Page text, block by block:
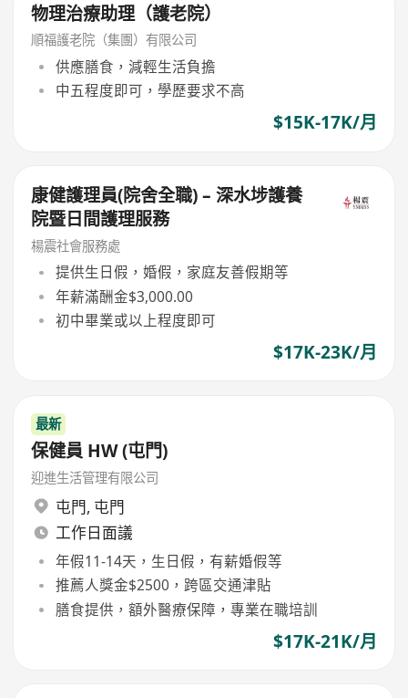
物理治療助理（護老院）
順福護老院（集團）有限公司
供應膳食，減輕生活負擔
中五程度即可，學歷要求不高
$15K-17K/月
康健護理員(院舍全職) – 深水埗護養
院暨日間護理服務
楊震社會服務處
提供生日假，婚假，家庭友善假期等
年薪滿酬金$3,000.00
初中畢業或以上程度即可
$17K-23K/月
最新
保健員 HW (屯門)
迎進生活管理有限公司
屯門, 屯門
工作日面議
年假11-14天，生日假，有薪婚假等
推薦人獎金$2500，跨區交通津貼
膳食提供，額外醫療保障，專業在職培訓
$17K-21K/月